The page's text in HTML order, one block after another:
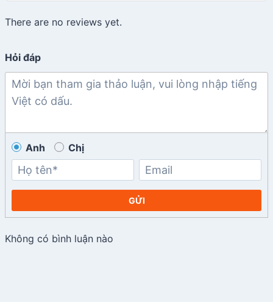
There are no reviews yet.
Hỏi đáp
Anh Chị
GỬI
Không có bình luận nào